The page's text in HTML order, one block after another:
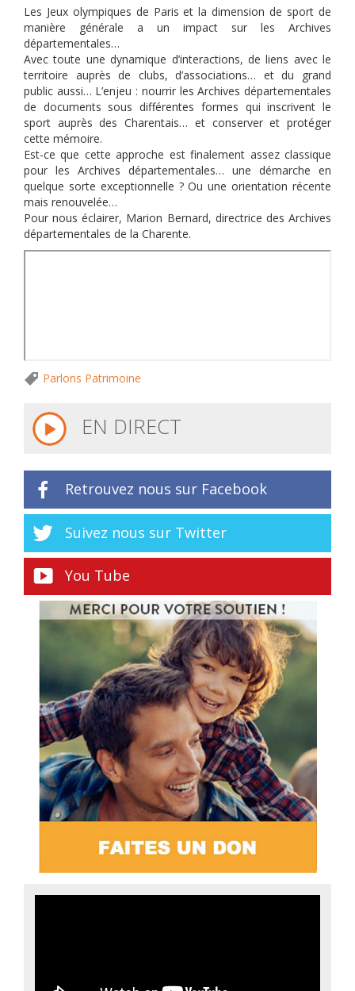
Les Jeux olympiques de Paris et la dimension de sport de
manière générale a un impact sur les Archives
départementales…
Avec toute une dynamique d’interactions, de liens avec le
territoire auprès de clubs, d’associations… et du grand
public aussi… L’enjeu : nourrir les Archives départementales
de documents sous différentes formes qui inscrivent le
sport auprès des Charentais… et conserver et protéger
cette mémoire.
Est-ce que cette approche est finalement assez classique
pour les Archives départementales… une démarche en
quelque sorte exceptionnelle ? Ou une orientation récente
mais renouvelée…
Pour nous éclairer, Marion Bernard, directrice des Archives
départementales de la Charente.
Parlons Patrimoine
EN DIRECT
Retrouvez nous sur Facebook
Suivez nous sur Twitter
You Tube